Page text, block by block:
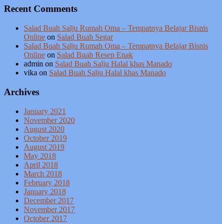
Recent Comments
Salad Buah Salju Rumah Oma – Tempatnya Belajar Bisnis
Online on Salad Buah Segar
Salad Buah Salju Rumah Oma – Tempatnya Belajar Bisnis
Online on Salad Buah Resep Enak
admin on Salad Buah Salju Halal khas Manado
vika on Salad Buah Salju Halal khas Manado
Archives
January 2021
November 2020
August 2020
October 2019
August 2019
May 2018
April 2018
March 2018
February 2018
January 2018
December 2017
November 2017
October 2017